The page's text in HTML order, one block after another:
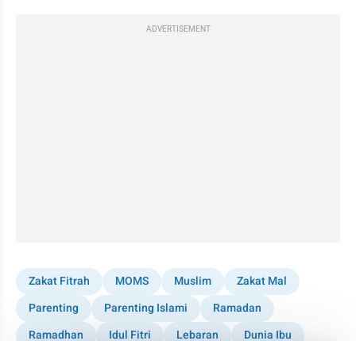
ADVERTISEMENT
Zakat Fitrah MOMS Muslim
Zakat Mal
Parenting
Parenting Islami
Ramadan
Ramadhan
Idul Fitri Lebaran Dunia Ibu